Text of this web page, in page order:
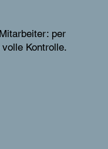
per
Kontrolle.